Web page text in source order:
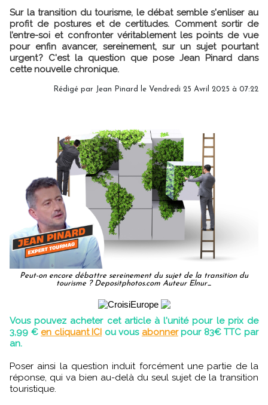
Sur la transition du tourisme, le débat semble s'enliser au
profit de postures et de certitudes. Comment sortir de
l’entre-soi et confronter véritablement les points de vue
pour enfin avancer, sereinement, sur un sujet pourtant
urgent ? C'est la question que pose Jean Pinard dans
cette nouvelle chronique.
Rédigé par Jean Pinard le Vendredi 25 Avril 2025 à 07:22
Peut-on encore débattre sereinement du sujet de la transition du
tourisme ? Depositphotos.com Auteur Elnur_
Vous pouvez acheter cet article à l'unité pour le prix de
3,99 € en cliquant ICI ou vous abonner pour 83€ TTC par
an.
Poser ainsi la question induit forcément une partie de la
réponse, qui va bien au-delà du seul sujet de la transition
touristique.